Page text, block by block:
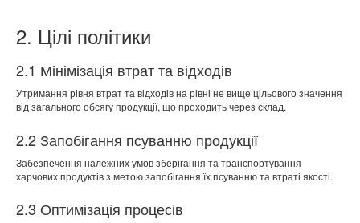
2. Цілі політики
2.1 Мінімізація втрат та відходів
Утримання рівня втрат та відходів на рівні не вище цільового значення
від загального обсягу продукції, що проходить через склад.
2.2 Запобігання псуванню продукції
Забезпечення належних умов зберігання та транспортування
харчових продуктів з метою запобігання їх псуванню та втраті якості.
2.3 Оптимізація процесів